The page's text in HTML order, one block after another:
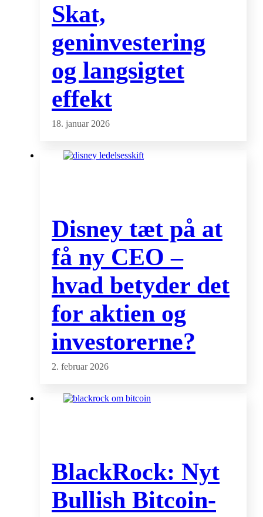
Skat,
geninvestering
og langsigtet
effekt
18. januar 2026
Disney tæt på at
få ny CEO –
hvad betyder det
for aktien og
investorerne?
2. februar 2026
BlackRock: Nyt
Bullish Bitcoin-